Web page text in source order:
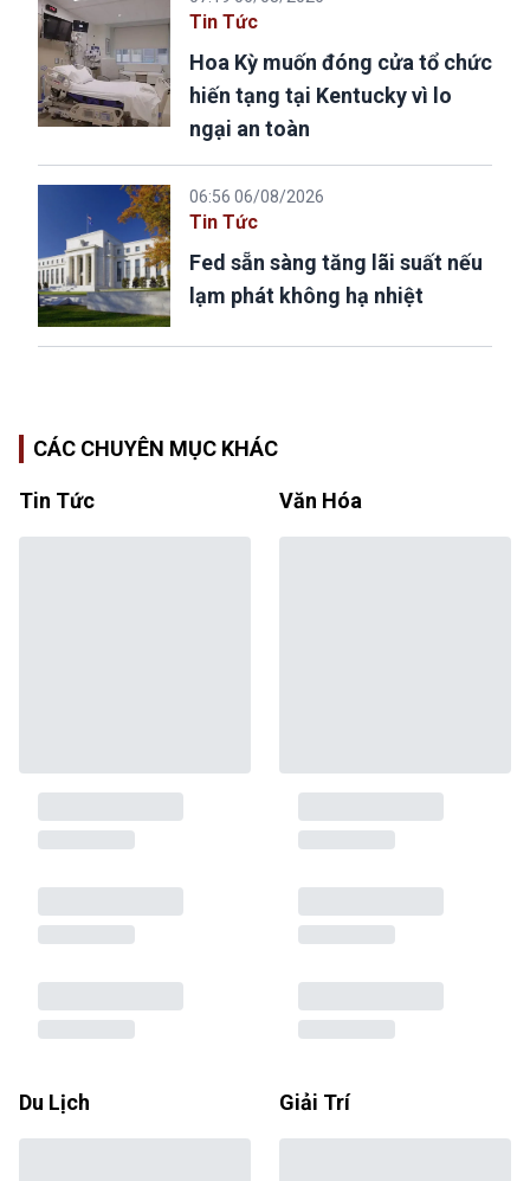
Tin Tức
Hoa Kỳ muốn đóng cửa tổ chức
hiến tạng tại Kentucky vì lo
ngại an toàn
06:56 06/08/2026
Tin Tức
Fed sẵn sàng tăng lãi suất nếu
lạm phát không hạ nhiệt
CÁC CHUYÊN MỤC KHÁC
Tin Tức Văn Hóa
Du Lịch Giải Trí